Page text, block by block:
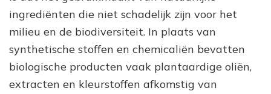
ingrediënten die niet schadelijk zijn voor het
milieu en de biodiversiteit. In plaats van
synthetische stoffen en chemicaliën bevatten
biologische producten vaak plantaardige oliën,
extracten en kleurstoffen afkomstig van